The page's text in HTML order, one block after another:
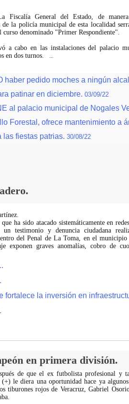
Fiscalía General del Estado, de
de la policía municipal de esta localidad
curso denominado "Primer Respondiente".
a cabo en las instalaciones del palacio
en dos turnos.
haber pedido moches a ningún
patinar en diciembre. 03/09/22
al palacio municipal de Nogales
Forestal, ofrece mantenimiento a
las fiestas patrias. 30/08/22
ha sido atacado sistemáticamente en
testimonio y denuncia ciudadana
del Penal de La Toma, en el
exponen graves anomalías, cobro de
fortalece la inversión en
en primera división.
de que el ex futbolista profesional y
le diera una oportunidad hace ya
tiburones rojos de Veracruz, Gabriel